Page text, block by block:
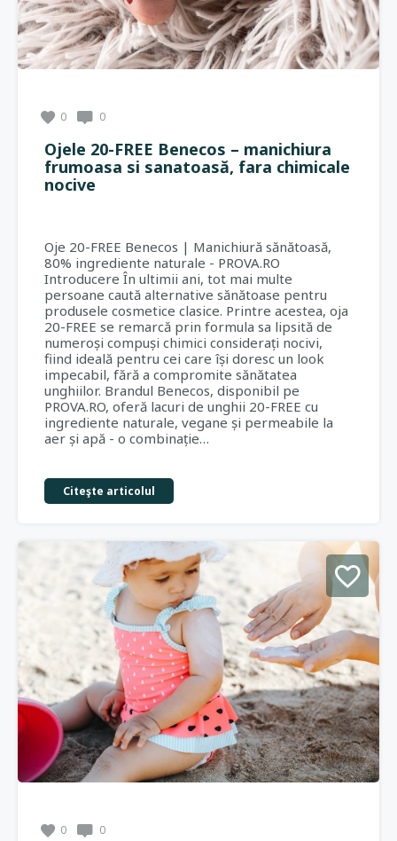
0 0
Ojele 20-FREE Benecos – manichiura
frumoasa si sanatoasă, fara chimicale
nocive
Oje 20-FREE Benecos | Manichiură sănătoasă,
80% ingrediente naturale - PROVA.RO
Introducere În ultimii ani, tot mai multe
persoane caută alternative sănătoase pentru
produsele cosmetice clasice. Printre acestea, oja
20-FREE se remarcă prin formula sa lipsită de
numeroși compuși chimici considerați nocivi,
fiind ideală pentru cei care își doresc un look
impecabil, fără a compromite sănătatea
unghiilor. Brandul Benecos, disponibil pe
PROVA.RO, oferă lacuri de unghii 20-FREE cu
ingrediente naturale, vegane și permeabile la
aer și apă - o combinație…
Citeşte articolul
0 0